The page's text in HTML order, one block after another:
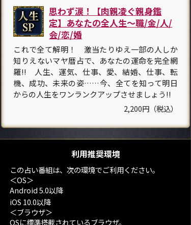
思わず涙！【肉親凌ぐ親身鑑
定】あなたの全人生～職/金/人/
会/恋/婚
これで全て解明！ 激当たりゆえ一部の人しか
知りえないマヤ暦占で、あなたの運命を完全網
羅!! 人生、運気、仕事、愛、結婚、仕事、転
機、成功、未来の姿……今、全てを知って明日
からの人生をワンランクアップさせましょう!!
2,200円（税込）
利用推奨環境
この占い番組は、次の環境でご利用ください。
＜OS＞
Android 5.0以降
iOS 10.0以降
＜ブラウザ＞
OSに標準搭載されているブラウザ。